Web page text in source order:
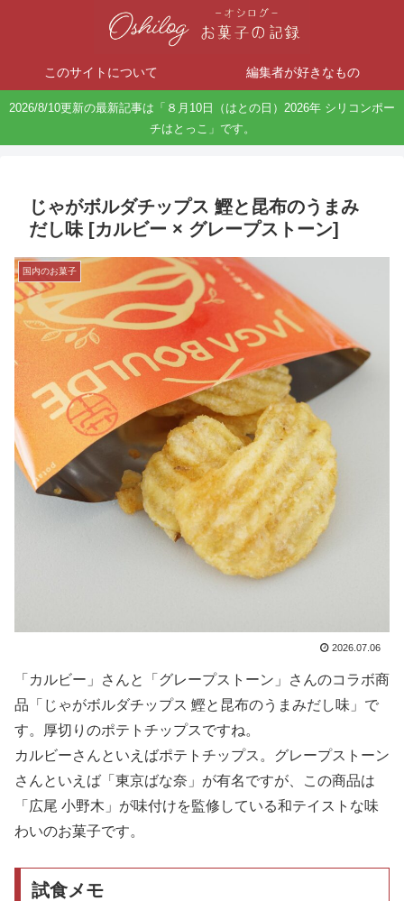
このサイトについて 編集者が好きなもの
2026/8/10更新の最新記事は「８月10日（はとの日）2026年 シリコンポー
チはとっこ」です。
じゃがボルダチップス 鰹と昆布のうまみ
だし味 [カルビー × グレープストーン]
国内のお菓子
2026.07.06
「カルビー」さんと「グレープストーン」さんのコラボ商
品「じゃがボルダチップス 鰹と昆布のうまみだし味」で
す。厚切りのポテトチップスですね。
カルビーさんといえばポテトチップス。グレープストーン
さんといえば「東京ばな奈」が有名ですが、この商品は
「広尾 小野木」が味付けを監修している和テイストな味
わいのお菓子です。
試食メモ